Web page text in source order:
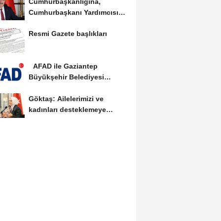
Cumhurbaşkanı Yardımcısı
Resmi Gazete başlıkları
AFAD ile Gaziantep
Büyükşehir Belediyesi
Göktaş: Ailelerimizi ve
kadınları desteklemeye